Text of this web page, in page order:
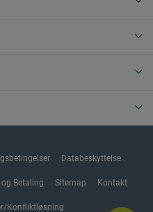
Databeskyttelse
og Betaling Sitemap Kontakt
Konfliktløsning